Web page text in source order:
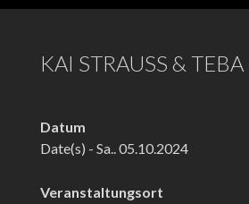
KAI STRAUSS & TEBA
Datum
Date(s) - Sa.. 05.10.2024
Veranstaltungsort